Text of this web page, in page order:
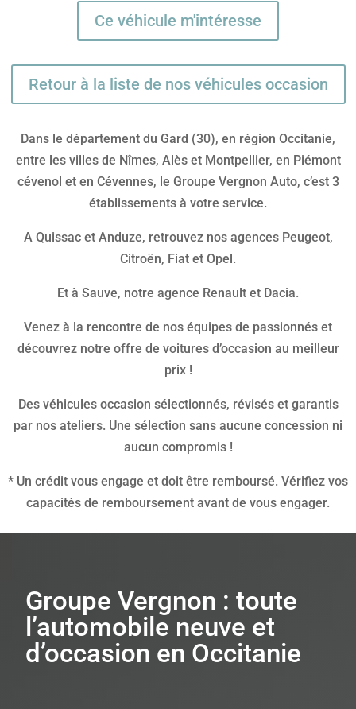
Ce véhicule m'intéresse
Retour à la liste de nos véhicules occasion
Dans le département du Gard (30), en région Occitanie,
entre les villes de Nîmes, Alès et Montpellier, en Piémont
cévenol et en Cévennes, le Groupe Vergnon Auto, c’est 3
établissements à votre service.
A Quissac et Anduze, retrouvez nos agences Peugeot,
Citroën, Fiat et Opel.
Et à Sauve, notre agence Renault et Dacia.
Venez à la rencontre de nos équipes de passionnés et
découvrez notre offre de voitures d’occasion au meilleur
prix !
Des véhicules occasion sélectionnés, révisés et garantis
par nos ateliers. Une sélection sans aucune concession ni
aucun compromis !
* Un crédit vous engage et doit être remboursé. Vérifiez vos
capacités de remboursement avant de vous engager.
Groupe Vergnon : toute
l’automobile neuve et
d’occasion en Occitanie